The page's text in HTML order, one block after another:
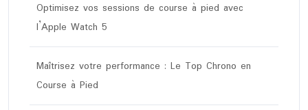
Optimisez vos sessions de course à pied avec
l’Apple Watch 5
Maîtrisez votre performance : Le Top Chrono en
Course à Pied